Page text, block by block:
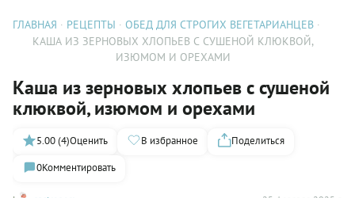
ГЛАВНАЯ РЕЦЕПТЫ
ОБЕД ДЛЯ СТРОГИХ ВЕГЕТАРИАНЦЕВ
КАША ИЗ ЗЕРНОВЫХ ХЛОПЬЕВ С СУШЕНОЙ КЛЮКВОЙ,
ИЗЮМОМ И ОРЕХАМИ
Каша из зерновых хлопьев с сушеной
клюквой, изюмом и орехами
5.00 (4)Оценить В избранное
Поделиться
0Комментировать